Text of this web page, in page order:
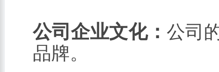
公司企业文化： 公司
品牌。